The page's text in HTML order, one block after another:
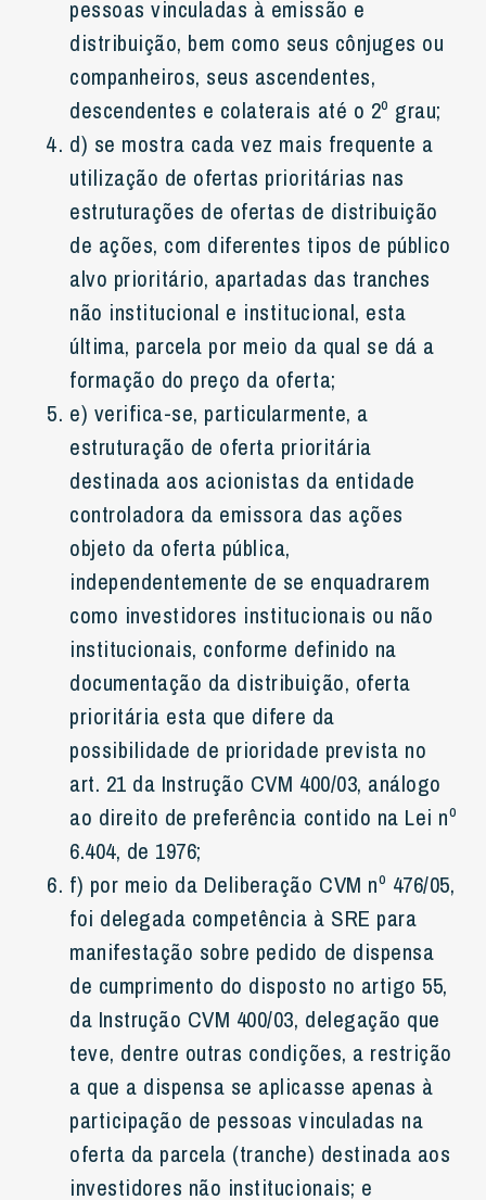
pessoas vinculadas à emissão e
distribuição, bem como seus cônjuges ou
companheiros, seus ascendentes,
descendentes e colaterais até o 2º grau;
d) se mostra cada vez mais frequente a
utilização de ofertas prioritárias nas
estruturações de ofertas de distribuição
de ações, com diferentes tipos de público
alvo prioritário, apartadas das tranches
não institucional e institucional, esta
última, parcela por meio da qual se dá a
formação do preço da oferta;
e) verifica-se, particularmente, a
estruturação de oferta prioritária
destinada aos acionistas da entidade
controladora da emissora das ações
objeto da oferta pública,
independentemente de se enquadrarem
como investidores institucionais ou não
institucionais, conforme definido na
documentação da distribuição, oferta
prioritária esta que difere da
possibilidade de prioridade prevista no
art. 21 da Instrução CVM 400/03, análogo
ao direito de preferência contido na Lei nº
6.404, de 1976;
f) por meio da Deliberação CVM nº 476/05,
foi delegada competência à SRE para
manifestação sobre pedido de dispensa
de cumprimento do disposto no artigo 55,
da Instrução CVM 400/03, delegação que
teve, dentre outras condições, a restrição
a que a dispensa se aplicasse apenas à
participação de pessoas vinculadas na
oferta da parcela (tranche) destinada aos
investidores não institucionais; e